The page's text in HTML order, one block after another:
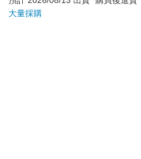
ATM提款機，請不要聽從指示，
大量採購